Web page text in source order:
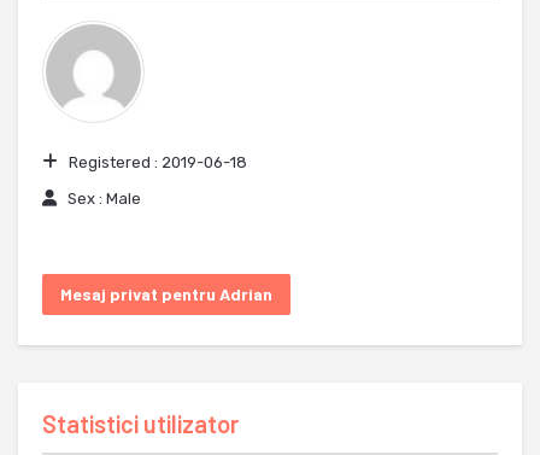
Registered : 2019-06-18
Sex : Male
Mesaj privat pentru Adrian
Statistici utilizator